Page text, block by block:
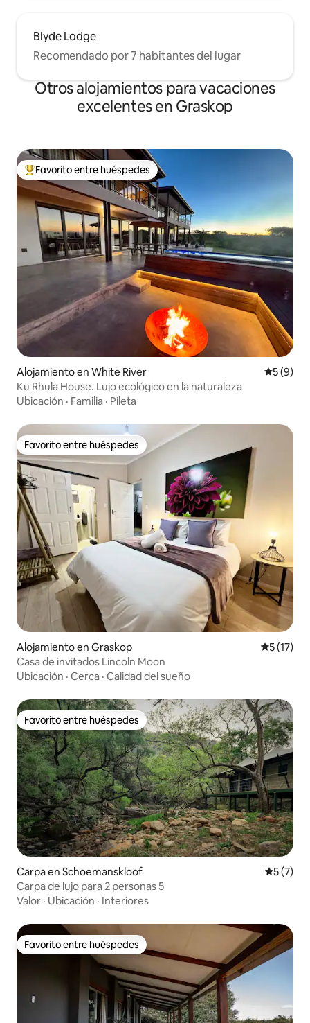
Blyde Lodge
Recomendado por 7 habitantes del lugar
Otros alojamientos para vacaciones
excelentes en Graskop
Favorito entre los huéspedes más destacados
Favorito entre huéspedes
Alojamiento en White River
5 (9)
Ku Rhula House. Lujo ecológico en la naturaleza
Ubicación · Familia · Pileta
Favorito entre huéspedes
Favorito entre huéspedes
Alojamiento en Graskop
5 (17)
Casa de invitados Lincoln Moon
Ubicación · Cerca · Calidad del sueño
Favorito entre huéspedes
Favorito entre huéspedes
Carpa en Schoemanskloof
5 (7)
Carpa de lujo para 2 personas 5
Valor · Ubicación · Interiores
Favorito entre huéspedes
Favorito entre huéspedes